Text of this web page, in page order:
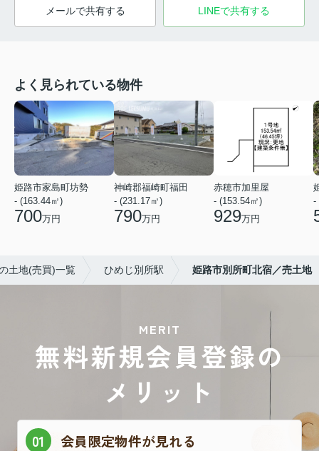
メールで共有する LINEで共有する
よく見られている物件
姫路市家島町坊勢
- (163.44㎡)
700万円
神崎郡福崎町福田
- (231.17㎡)
790万円
赤穂市加里屋
- (153.54㎡)
929万円
-
土地(売買)一覧 ひめじ別所駅 姫路市別所町北宿／売土地
MERIT
無料新規会員登録の
メリット
会員限定物件が見れる